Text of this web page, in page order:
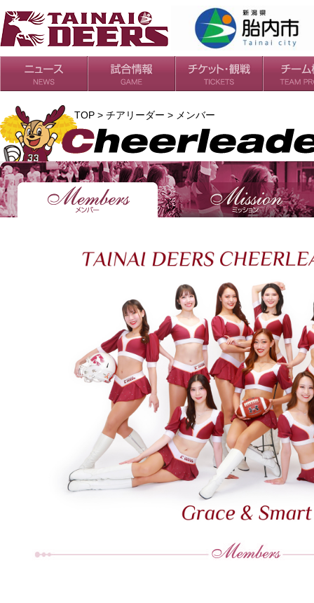
日程・結果
シーズンの流れ チケット
会場・アクセス
ルールガイド
TOP > チアリーダー > メンバー